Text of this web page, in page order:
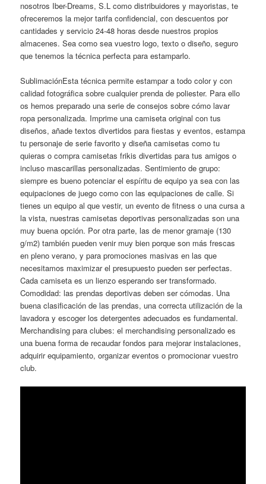
nosotros Iber-Dreams, S.L como distribuidores y mayoristas, te
ofreceremos la mejor tarifa confidencial, con descuentos por
cantidades y servicio 24-48 horas desde nuestros propios
almacenes. Sea como sea vuestro logo, texto o diseño, seguro
que tenemos la técnica perfecta para estamparlo.
SublimaciónEsta técnica permite estampar a todo color y con
calidad fotográfica sobre cualquier prenda de poliester. Para ello
os hemos preparado una serie de consejos sobre cómo lavar
ropa personalizada. Imprime una camiseta original con tus
diseños, añade textos divertidos para fiestas y eventos, estampa
tu personaje de serie favorito y diseña camisetas como tu
quieras o compra camisetas frikis divertidas para tus amigos o
incluso mascarillas personalizadas. Sentimiento de grupo:
siempre es bueno potenciar el espíritu de equipo ya sea con las
equipaciones de juego como con las equipaciones de calle. Si
tienes un equipo al que vestir, un evento de fitness o una cursa a
la vista, nuestras camisetas deportivas personalizadas son una
muy buena opción. Por otra parte, las de menor gramaje (130
g/m2) también pueden venir muy bien porque son más frescas
en pleno verano, y para promociones masivas en las que
necesitamos maximizar el presupuesto pueden ser perfectas.
Cada camiseta es un lienzo esperando ser transformado.
Comodidad: las prendas deportivas deben ser cómodas. Una
buena clasificación de las prendas, una correcta utilización de la
lavadora y escoger los detergentes adecuados es fundamental.
Merchandising para clubes: el merchandising personalizado es
una buena forma de recaudar fondos para mejorar instalaciones,
adquirir equipamiento, organizar eventos o promocionar vuestro
club.